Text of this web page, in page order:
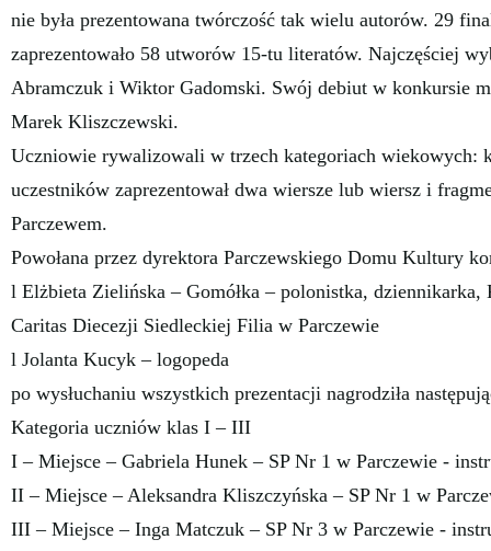
nie była prezentowana twórczość tak wielu autorów. 29
zaprezentowało 58 utworów 15-tu literatów. Najczęściej
Abramczuk i Wiktor Gadomski. Swój debiut w konkursie
Marek Kliszczewski.
Uczniowie rywalizowali w trzech kategoriach
uczestników zaprezentował dwa wiersze lub wiersz i
Parczewem.
Powołana przez dyrektora Parczewskiego Domu Kultury
l Elżbieta Zielińska – Gomółka – polonistka,
Caritas Diecezji Siedleckiej Filia w Parczewie
l Jolanta Kucyk – logopeda
po wysłuchaniu wszystkich prezentacji nagrodziła
Kategoria uczniów klas I – III
I – Miejsce – Gabriela Hunek – SP Nr 1 w Parczewie -
II – Miejsce – Aleksandra Kliszczyńska – SP Nr 1 w
III – Miejsce – Inga Matczuk – SP Nr 3 w Parczewie -